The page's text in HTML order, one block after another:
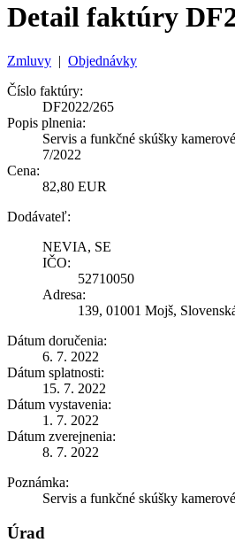
Detail faktúry
Zmluvy | Objednávky
Číslo faktúry:
DF2022/265
Popis plnenia:
Servis a funkčné skúšky
7/2022
Cena:
82,80 EUR
Dodávateľ:
NEVIA, SE
IČO:
52710050
Adresa:
139, 01001 Mojš,
Dátum doručenia:
6. 7. 2022
Dátum splatnosti:
15. 7. 2022
Dátum vystavenia:
1. 7. 2022
Dátum zverejnenia:
8. 7. 2022
Poznámka:
Servis a funkčné skúšky
Úrad